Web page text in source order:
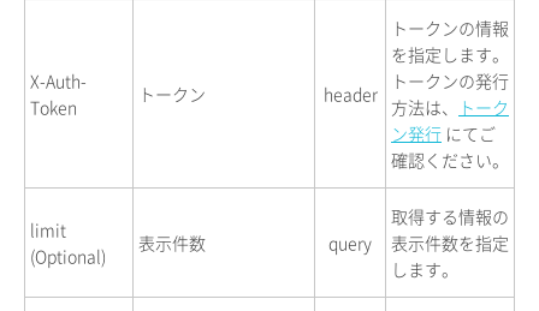
X-Auth-
Token
トークン header
トークンの情報
を指定します。
トークンの発行
方法は、
トーク
ン発行 にてご
確認ください。
limit
(Optional)
表示件数 query
取得する情報の
表示件数を指定
します。